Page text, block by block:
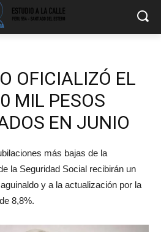
OFICIALIZÓ EL
MIL PESOS
EN JUNIO
más bajas de la
la Seguridad Social recibirán un
y a la actualización por la
8,8%.